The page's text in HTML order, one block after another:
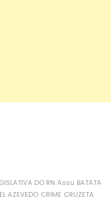
DO RN Assu BATATA
AZEVEDO CRIME CRUZETA